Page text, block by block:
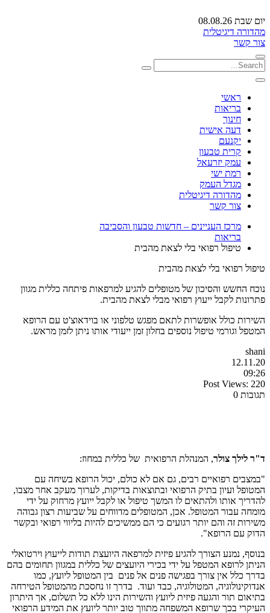
יום שבת 08.08.26
מהדורה דיגיטלית
צור קשר
ראשי
בריאות
חינוך
דעה אישית
יקנעם
קרית טבעון
עמק יזרעאל
רמת ישי
מגדל העמק
מהדורה דיגיטלית
צור קשר
מרכז העניינים – חדשות טבעון והסביבה
בריאות
טיפול רפואי בלי לצאת מהבית
טיפול רפואי בלי לצאת מהבית
נוכח החשש והסיכון של מטופלים להגיע למרפאות פיתחה כללית מגוון
פתרונות לקבל ייעוץ רפואי מבלי לצאת מהבית.
השירות כולל אופשרות לתאם מפגש טלפוני או בוידאוצ'ט עם הרופא
המטפל וגורמי טיפול נוספים בחלון זמן ייעודי אותו ניתן לזמן מראש.
shani
12.11.20
09:26
Post Views: 220
תגובות 0
ד"ר לילך צולר, המנהלת הרפואית של כללית במחוז:
"במצבים רפואיים רבים, גם אם לא כולם, יכול הרופא בשיחה עם
המטופל ועיון בתיק הרפואי ובתוצאות בדיקות, לערוך מעקב אחר מצבו,
להדריך אותו ולהתאים לו המשך טיפול או לקבל ייועץ מרחוק על ידי
מומחה עבור המטופל. אכן, המטופלים מדווחים על שביעות רצון גבוהה
משירות זה והם יותר רגועים כי הם ממשיכים להיות בליווי רפואי ובקשר
הדוק עם הרופא".
בנוסף, נמנע הצורך להגיע פיזית למרפאה היועצת תודות לייעוץ וירטואלי
הניתן לרופא המטפל על ידי בכירי היועצים של כללית במגוון תחומים בהם
בדרך כלל אין צורך בפגישה פנים אל פנים בין המטופל ליועץ, כמו
אנדוקינולוגיה, המטולוגיה, כבד ועוד. בדרך זו נחסכת מהמטופל הטירחה
בתיאום תור והגעה פיזית ליועץ והשירות הינו ללא כל תשלום, אך היתרון
העיקרי בכך שרופא המשפחה מתווך טוב יותר ליועץ את המידע הרפואי